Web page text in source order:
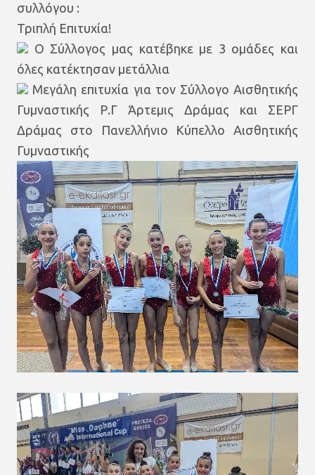
συλλόγου :
Τριπλή Επιτυχία!
Ο Σύλλογος μας κατέβηκε με 3 ομάδες και
όλες κατέκτησαν μετάλλια
Μεγάλη επιτυχία για τον Σύλλογο Αισθητικής
Γυμναστικής Ρ.Γ Άρτεμις Δράμας και ΣΕΡΓ
Δράμας στο Πανελλήνιο Κύπελλο Αισθητικής
Γυμναστικής